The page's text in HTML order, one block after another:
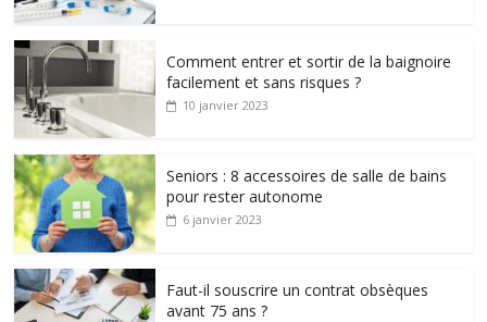
Comment entrer et sortir de la baignoire
facilement et sans risques ?
10 janvier 2023
Seniors : 8 accessoires de salle de bains
pour rester autonome
6 janvier 2023
Faut-il souscrire un contrat obsèques
avant 75 ans ?